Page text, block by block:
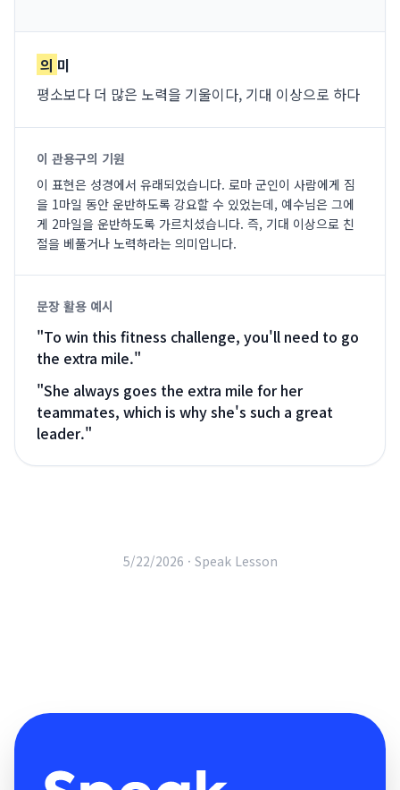
의 미
평소보다 더 많은 노력을 기울이다, 기대 이상으로 하다
이 관용구의 기원
이 표현은 성경에서 유래되었습니다. 로마 군인이 사람에게 짐
을 1마일 동안 운반하도록 강요할 수 있었는데, 예수님은 그에
게 2마일을 운반하도록 가르치셨습니다. 즉, 기대 이상으로 친
절을 베풀거나 노력하라는 의미입니다.
문장 활용 예시
"To win this fitness challenge, you'll need to go
the extra mile."
"She always goes the extra mile for her
teammates, which is why she's such a great
leader."
5/22/2026 · Speak Lesson